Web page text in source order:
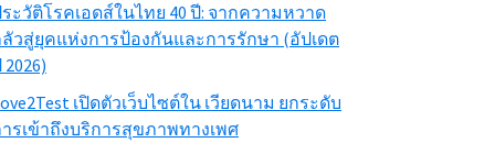
ะวัติโรคเอดส์ในไทย 40 ปี: จากความหวาด
วสู่ยุคแห่งการป้องกันและการรักษา (อัปเดต
2026)
เปิดตัวเว็บไซต์ใน เวียดนาม ยกระดับ
รเข้าถึงบริการสุขภาพทางเพศ